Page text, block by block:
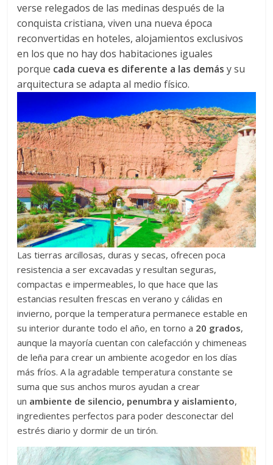
verse relegados de las medinas después de la
conquista cristiana, viven una nueva época
reconvertidas en hoteles, alojamientos exclusivos
en los que no hay dos habitaciones iguales
porque cada cueva es diferente a las demás y su
arquitectura se adapta al medio físico.
Las tierras arcillosas, duras y secas, ofrecen poca
resistencia a ser excavadas y resultan seguras,
compactas e impermeables, lo que hace que las
estancias resulten frescas en verano y cálidas en
invierno, porque la temperatura permanece estable en
su interior durante todo el año, en torno a 20 grados,
aunque la mayoría cuentan con calefacción y chimeneas
de leña para crear un ambiente acogedor en los días
más fríos. A la agradable temperatura constante se
suma que sus anchos muros ayudan a crear
un ambiente de silencio, penumbra y aislamiento,
ingredientes perfectos para poder desconectar del
estrés diario y dormir de un tirón.